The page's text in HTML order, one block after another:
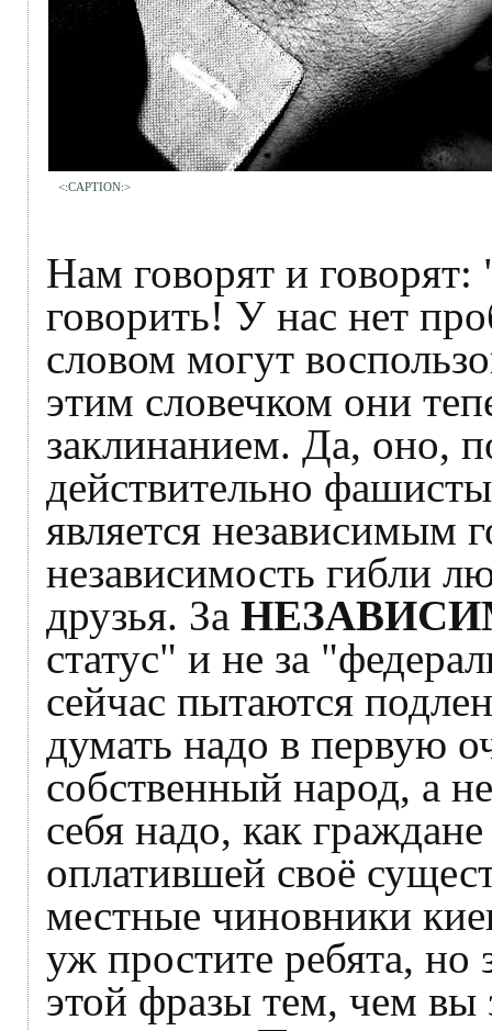
<:CAPTION:>
Нам говорят и
говорить! У нас нет
словом могут
этим словечком они
заклинанием. Да, оно,
действительно
является независимым
независимость гибли
друзья. За
статус" и не за
сейчас пытаются
думать надо в первую
собственный народ, а
себя надо, как
оплатившей своё
местные чиновники
уж простите ребята,
этой фразы тем, чем вы